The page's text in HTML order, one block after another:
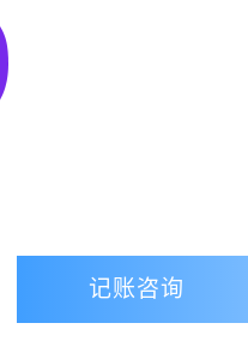
记账咨询